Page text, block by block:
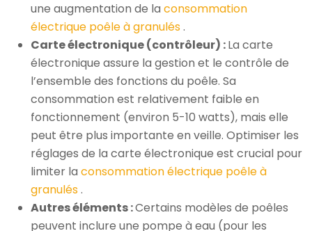
une augmentation de la consommation
électrique poêle à granulés.
Carte électronique (contrôleur) :La carte
électronique assure la gestion et le contrôle de
l’ensemble des fonctions du poêle. Sa
consommation est relativement faible en
fonctionnement (environ 5-10 watts), mais elle
peut être plus importante en veille. Optimiser les
réglages de la carte électronique est crucial pour
limiter la consommation électrique poêle à
granulés.
Autres éléments :Certains modèles de poêles
peuvent inclure une pompe à eau (pour les